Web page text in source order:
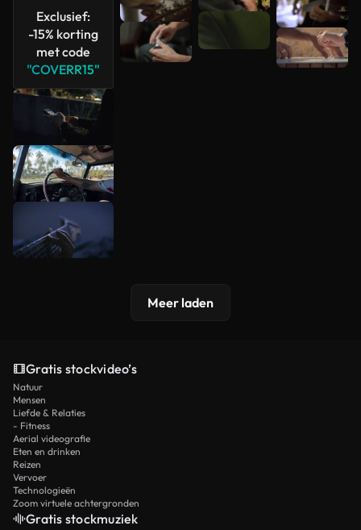
Exclusief:
-15% korting
met code
"COVERR15"
Meer laden
Gratis stockvideo’s
Natuur
Mensen
Liefde & Relaties
- Fitness
Aerial videografie
Eten en drinken
Reizen
Vervoer
Technologieën
Zoom virtuele achtergronden
Gratis stockmuziek